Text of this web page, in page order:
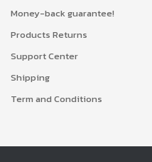
Money-back guarantee!
Products Returns
Support Center
Shipping
Term and Conditions